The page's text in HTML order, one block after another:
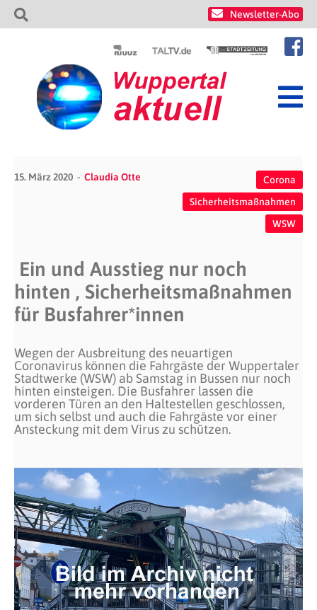
Newsletter-Abo
15. März 2020 Claudia Otte
Corona
Sicherheitsmaßnahmen
WSW
Ein und Ausstieg nur noch
hinten , Sicherheitsmaßnahmen
für Busfahrer*innen
Wegen der Ausbreitung des neuartigen
Coronavirus können die Fahrgäste der Wuppertaler
Stadtwerke (WSW) ab Samstag in Bussen nur noch
hinten einsteigen. Die Busfahrer lassen die
vorderen Türen an den Haltestellen geschlossen,
um sich selbst und auch die Fahrgäste vor einer
Ansteckung mit dem Virus zu schützen.